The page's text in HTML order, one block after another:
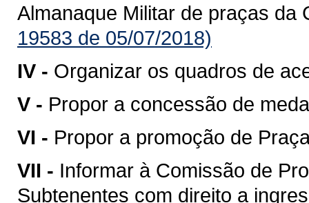
Almanaque Militar de praças da
19583 de 05/07/2018)
IV - Organizar os quadros de
V - Propor a concessão de
VI - Propor a promoção de
VII - Informar à Comissão de
Subtenentes com direito a